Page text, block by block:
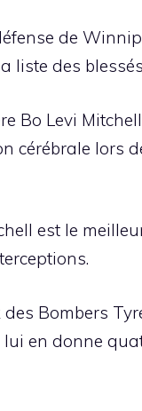
de
liste des
Bo Levi
cérébrale lors
est le
des Bombers
lui en donne